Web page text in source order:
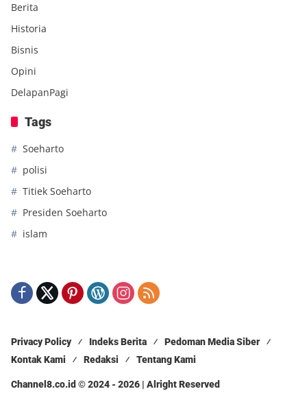
Berita
Historia
Bisnis
Opini
DelapanPagi
Tags
Soeharto
polisi
Titiek Soeharto
Presiden Soeharto
islam
Privacy Policy Indeks Berita
Pedoman Media Siber
Kontak Kami
Redaksi Tentang Kami
Channel8.co.id © 2024 - 2026 | Alright Reserved